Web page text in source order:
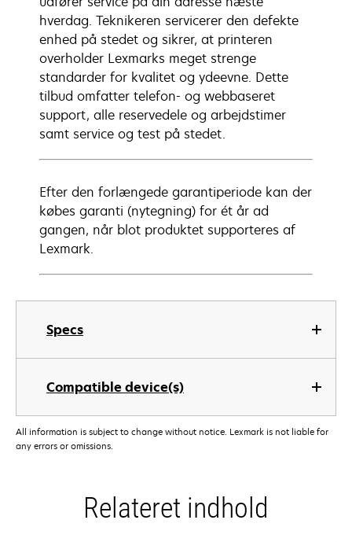
Specs
Compatible device(s)
hverdag. Teknikeren servicerer den defekte
enhed på stedet og sikrer, at printeren
overholder Lexmarks meget strenge
standarder for kvalitet og ydeevne. Dette
tilbud omfatter telefon- og webbaseret
support, alle reservedele og arbejdstimer
samt service og test på stedet.
Efter den forlængede garantiperiode kan der
købes garanti (nytegning) for ét år ad
gangen, når blot produktet supporteres af
Lexmark.
All information is subject to change without notice. Lexmark is not liable for
any errors or omissions.
Relateret indhold